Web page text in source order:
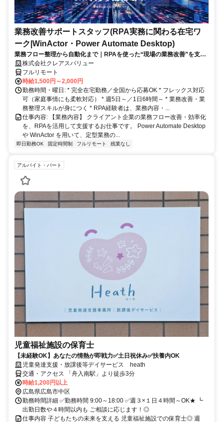
業務改善サポートスタッフ(RPA実務に関わる在宅ワ
ーク|WinActor・Power Automate Desktop)
業務フロー整理から自動化まで｜RPAを使った“現場の業務改善”を支え
る在宅ワーク｜週5日・1日6時間～
株式会社クレアスバリュー
フルリモート
時給1,500円～2,000円
勤務時間・曜日: * 完全在宅勤務／全国から応募OK * フレックス対応
可（家庭事情にも柔軟対応） * 週5日～／1日6時間～ * 業務改善・業
務整理スキルが身につく * RPA経験者は、業務内容・...
仕事内容: 【業務内容】 クライアント企業の業務フロー改善・効率化
を、RPAを活用して支援するお仕事です。 Power Automate Desktop
や WinActor を用いて、定型業務の...
即日勤務OK 固定時間制 フルリモート 残業なし
アルバイト・パート
児童福祉施設の保育士
【未経験OK】あなたの情熱が即戦力✅土日祝休み✅扶養内OK
児童発達支援・放課後等デイサービス heath
交通・アクセス 「舟入南駅」より徒歩3分
時給1,200円以上
広島県広島市中区
勤務時間詳細 ✅勤務時間 9:00～18:00 ✅週３×１日４時間～OK★ ┗
出勤日数や４時間以内も ご相談に応じます！◎
仕事内容 子どもたちの未来を支える 児童福祉施設での保育士◎ 週